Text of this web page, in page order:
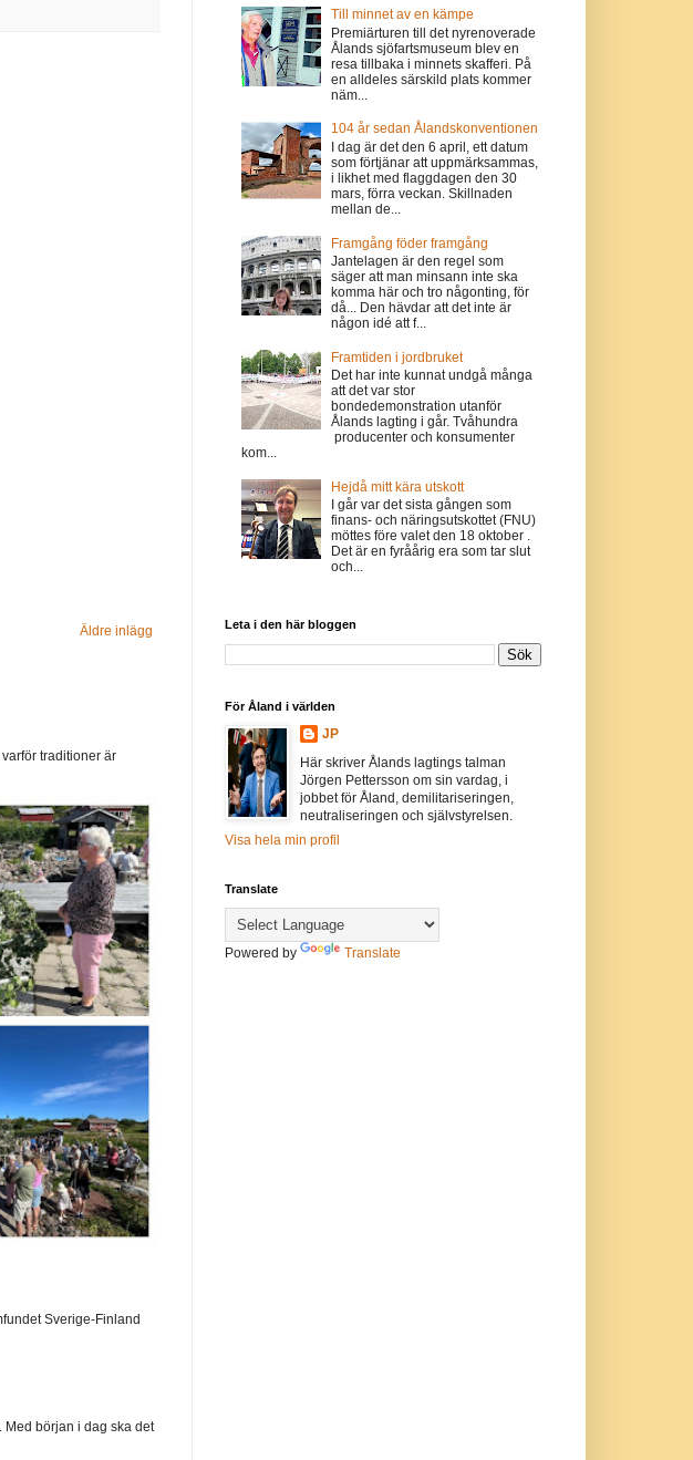
Äldre inlägg
traditioner är
Sverige-Finland
Med början i dag ska det
Till minnet av en kämpe
Premiärturen till det nyrenoverade
Ålands sjöfartsmuseum blev en
resa tillbaka i minnets skafferi. På
en alldeles särskild plats kommer
näm...
104 år sedan Ålandskonventionen
I dag är det den 6 april, ett datum
som förtjänar att uppmärksammas,
i likhet med flaggdagen den 30
mars, förra veckan. Skillnaden
mellan de...
Framgång föder framgång
Jantelagen är den regel som
säger att man minsann inte ska
komma här och tro någonting, för
då... Den hävdar att det inte är
någon idé att f...
Framtiden i jordbruket
Det har inte kunnat undgå många
att det var stor
bondedemonstration utanför
Ålands lagting i går. Tvåhundra
producenter och konsumenter
kom...
Hejdå mitt kära utskott
I går var det sista gången som
finans- och näringsutskottet (FNU)
möttes före valet den 18 oktober .
Det är en fyråårig era som tar slut
och...
Leta i den här bloggen
För Åland i världen
JP
Här skriver Ålands lagtings talman
Jörgen Pettersson om sin vardag, i
jobbet för Åland, demilitariseringen,
neutraliseringen och självstyrelsen.
Visa hela min profil
Translate
Powered by Translate